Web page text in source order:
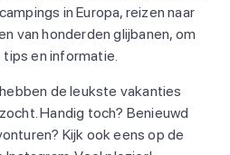
in Europa, reizen naar
van honderden glijbanen, om
en informatie.
de leukste vakanties
Handig toch? Benieuwd
Kijk ook eens op de